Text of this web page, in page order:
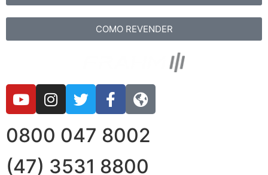
COMO REVENDER
0800 047 8002
(47) 3531 8800